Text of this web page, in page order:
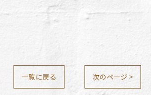
一覧に戻る 次のページ >